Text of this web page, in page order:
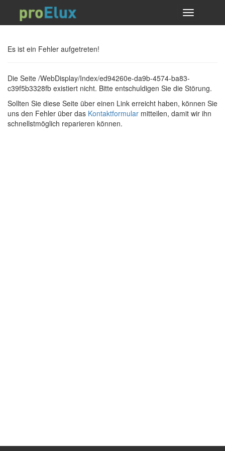
Toggle
navigation
Es ist ein Fehler aufgetreten!
Die Seite /WebDisplay/Index/ed94260e-da9b-4574-ba83-
c39f5b3328fb existiert nicht. Bitte entschuldigen Sie die Störung.
Sollten Sie diese Seite über einen Link erreicht haben, können Sie
uns den Fehler über das Kontaktformular mitteilen, damit wir ihn
schnellstmöglich reparieren können.